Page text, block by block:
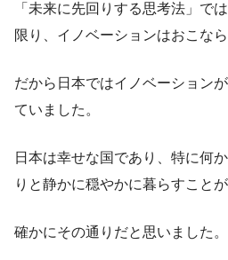
「未来に先回りする思考法」で
限り、イノベーションはおこなら
だから日本ではイノベーション
ていました。
日本は幸せな国であり、特に何
りと静かに穏やかに暮らすこと
確かにその通りだと思いました。